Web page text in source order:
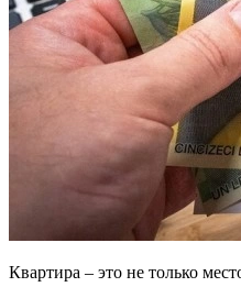
Квартира – это не только